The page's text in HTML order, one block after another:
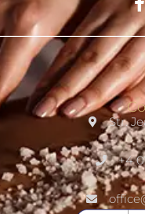
Str.
+4